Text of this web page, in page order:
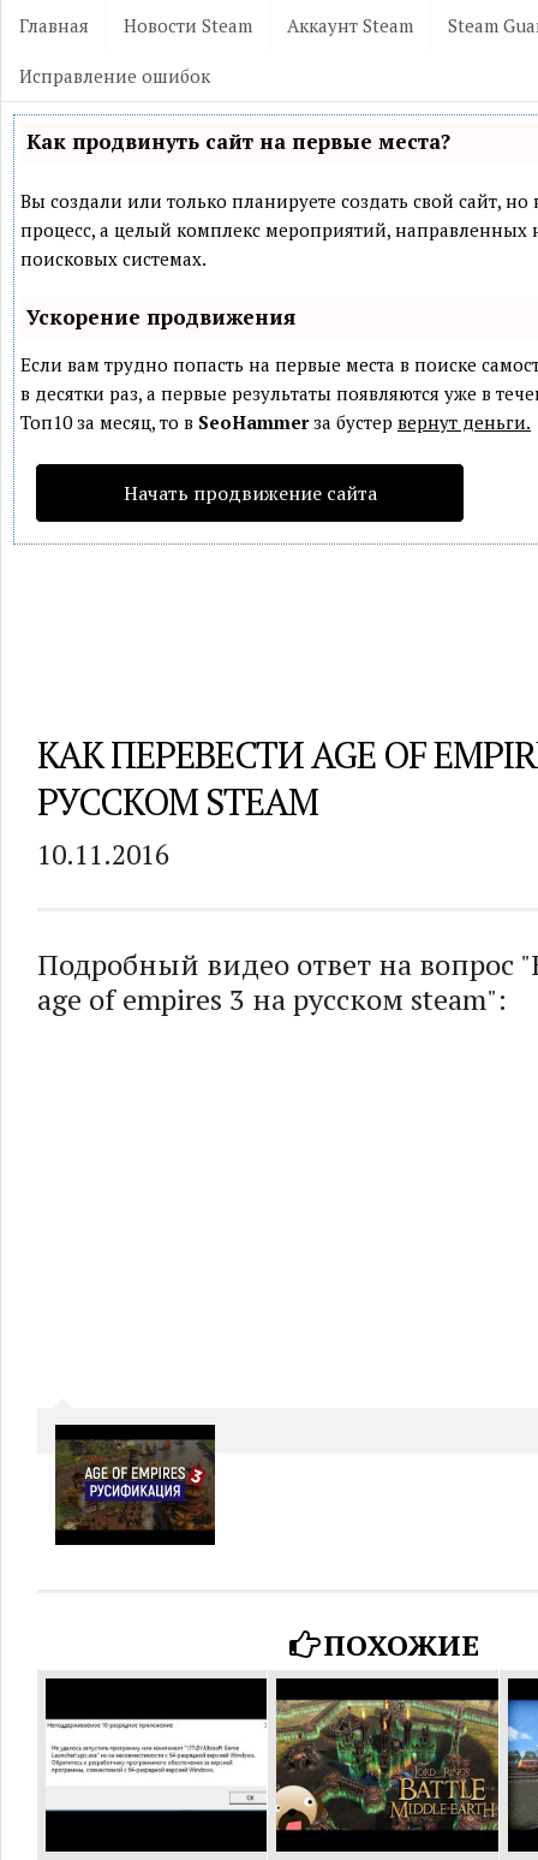
Главная Новости Steam Аккаунт Steam Steam
Исправление ошибок
Как продвинуть сайт на первые места?
Вы создали или только планируете создать свой сайт,
процесс, а целый комплекс мероприятий,
поисковых системах.
Ускорение продвижения
Если вам трудно попасть на первые места в поиске
в десятки раз, а первые результаты появляются уже в
Топ10 за месяц, то в SeoHammerза бустер вернут деньги.
Начать продвижение сайта
КАК ПЕРЕВЕСТИ AGE OF
РУССКОМ STEAM
10.11.2016
Подробный видео ответ на вопрос
age of empires 3 на русском steam":
ПОХОЖИЕ